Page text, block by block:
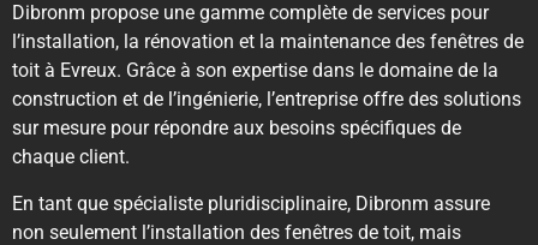
Dibronm propose une gamme complète de services pour
l’installation, la rénovation et la maintenance des fenêtres de
toit à Evreux. Grâce à son expertise dans le domaine de la
construction et de l’ingénierie, l’entreprise offre des solutions
sur mesure pour répondre aux besoins spécifiques de
chaque client.
En tant que spécialiste pluridisciplinaire, Dibronm assure
non seulement l’installation des fenêtres de toit, mais